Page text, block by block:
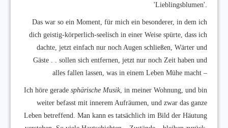
'Lieblingsblumen'.
Das war so ein Moment, für mich ein besonderer, in dem ich
dich geistig-körperlich-seelisch in einer Weise spürte, dass ich
dachte, jetzt einfach nur noch Augen schließen, Wärter und
Gäste . . sollen sich entfernen, jetzt nur noch Zeit haben und
alles fallen lassen, was in einem Leben Mühe macht –
Ich höre gerade sphärische Musik, in meiner Wohnung, und bin
weiter befasst mit innerem Aufräumen, und zwar das ganze
Leben betreffend. Man kann es tatsächlich im Bild der Häutung